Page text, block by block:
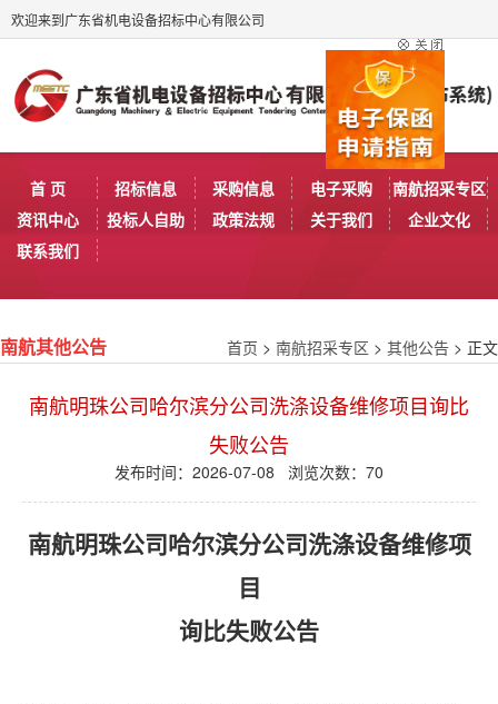
欢迎来到广东省机电设备招标中心有限公司
首 页 招标信息 采购信息 电子采购
南航招采专区
资讯中心
投标人自助 政策法规 关于我们
企业文化
联系我们
南航其他公告 首页 > 南航招采专区 > 其他公告 > 正文
南航明珠公司哈尔滨分公司洗涤设备维修项目询比
失败公告
发布时间：2026-07-08 浏览次数： 70
南航明珠公司哈尔滨分公司洗涤设备维修项
目
询比失败公告